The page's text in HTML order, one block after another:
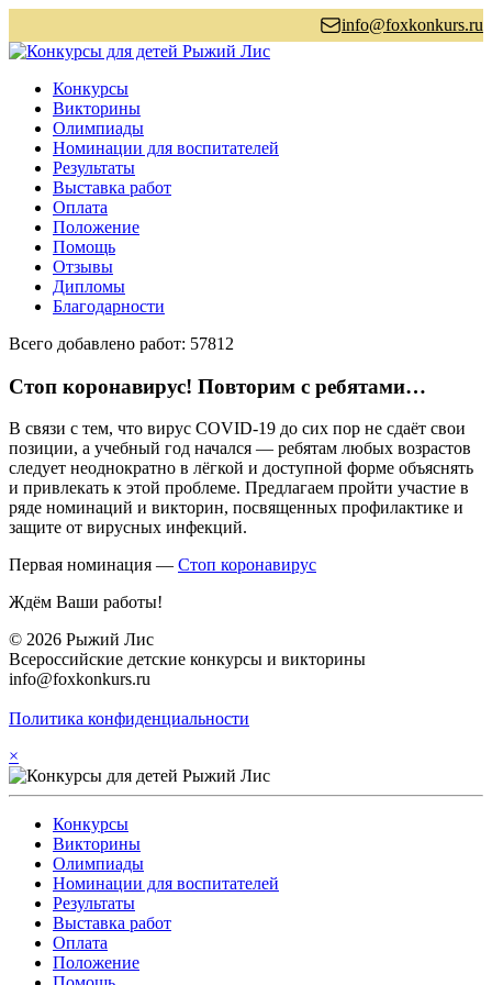
info@foxkonkurs.ru
Конкурсы
Викторины
Олимпиады
Номинации для воспитателей
Результаты
Выставка работ
Оплата
Положение
Помощь
Отзывы
Дипломы
Благодарности
Всего добавлено работ: 57812
Стоп коронавирус! Повторим с ребятами…
В связи с тем, что вирус COVID-19 до сих пор не сдаёт свои
позиции, а учебный год начался — ребятам любых возрастов
следует неоднократно в лёгкой и доступной форме объяснять
и привлекать к этой проблеме. Предлагаем пройти участие в
ряде номинаций и викторин, посвященных профилактике и
защите от вирусных инфекций.
Первая номинация — Стоп коронавирус
Ждём Ваши работы!
© 2026 Рыжий Лис
Всероссийские детские конкурсы и викторины
info@foxkonkurs.ru
Политика конфиденциальности
×
Конкурсы
Викторины
Олимпиады
Номинации для воспитателей
Результаты
Выставка работ
Оплата
Положение